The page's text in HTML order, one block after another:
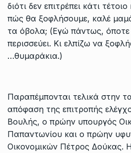
διότι δεν επιτρέπει κάτι
πώς θα ξοφλήσουμε, καλέ
τα όβολα; (Εγώ πάντως, όποτε
περισσεύει. Κι ελπίζω να
…θυμαράκια.)
Παραπέμπονται τελικά στην
απόφαση της επιτροπής
Βουλής, ο πρώην υπουργός
Παπαντωνίου και ο πρώην
Οικονομικών Πέτρος Δούκας.